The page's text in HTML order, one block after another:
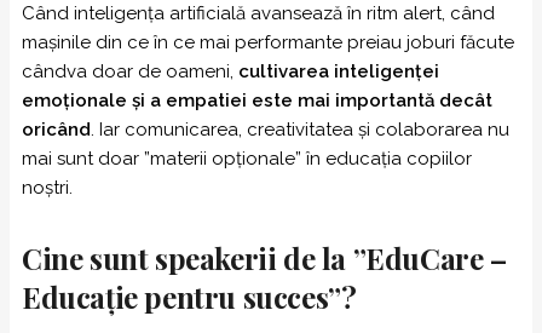
Când inteligența artificială avansează în ritm alert, când
mașinile din ce în ce mai performante preiau joburi făcute
cândva doar de oameni, cultivarea inteligenței
emoționale și a empatiei este mai importantă decât
oricând. Iar comunicarea, creativitatea și colaborarea nu
mai sunt doar ”materii opționale” în educația copiilor
noștri.
Cine sunt speakerii de la ”EduCare –
Educație pentru succes”?